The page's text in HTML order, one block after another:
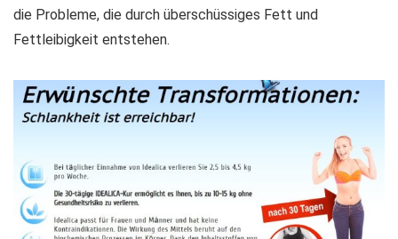
die Probleme, die durch überschüssiges Fett und
Fettleibigkeit entstehen.